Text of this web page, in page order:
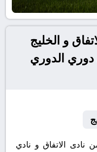
و الخليج
05-02 في دوري الدوري
2025-05-02 كلا من نادى الاتفاق و نادي